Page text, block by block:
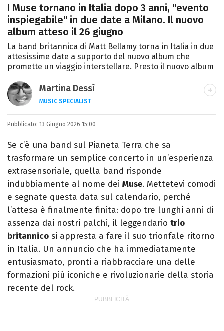
I Muse tornano in Italia dopo 3 anni, "evento
inspiegabile" in due date a Milano. Il nuovo
album atteso il 26 giugno
La band britannica di Matt Bellamy torna in Italia in due
attesissime date a supporto del nuovo album che
promette un viaggio interstellare. Presto il nuovo album
Martina Dessì
MUSIC SPECIALIST
Ascolto, scrivo, a volte recensisco, smonto
classifiche: la musica è il mio primo amore.
Pubblicato: 13 Giugno 2026 15:00
Se c’è una band sul Pianeta Terra che sa
trasformare un semplice concerto in un’esperienza
extrasensoriale, quella band risponde
indubbiamente al nome dei Muse. Mettetevi comodi
e segnate questa data sul calendario, perché
l’attesa è finalmente finita: dopo tre lunghi anni di
assenza dai nostri palchi, il leggendario trio
britannico si appresta a fare il suo trionfale ritorno
in Italia. Un annuncio che ha immediatamente
entusiasmato, pronti a riabbracciare una delle
formazioni più iconiche e rivoluzionarie della storia
recente del rock.